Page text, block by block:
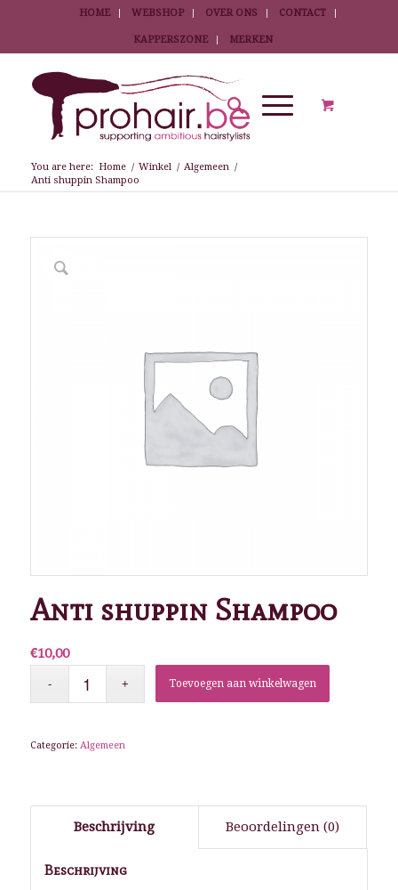
HOME WEBSHOP OVER ONS CONTACT
KAPPERSZONE MERKEN
You are here: Home / Winkel / Algemeen /
Anti shuppin Shampoo
Anti shuppin Shampoo
€10,00
Toevoegen aan winkelwagen
Categorie: Algemeen
Beschrijving Beoordelingen (0)
Beschrijving